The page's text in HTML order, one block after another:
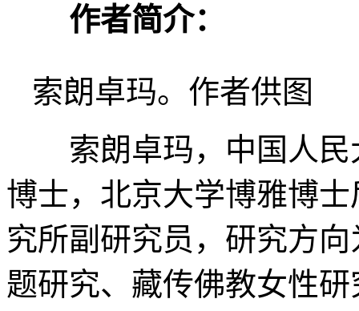
作者简介：
索朗卓玛。作者供图
索朗卓玛，中国人
博士，北京大学博雅博
究所副研究员，研究方
题研究、藏传佛教女性